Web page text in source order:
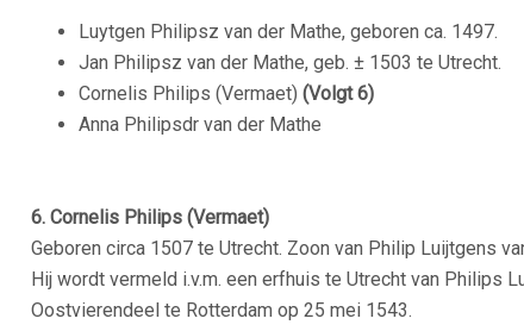
Luytgen Philipsz van der Mathe, geboren ca. 1497.
Jan Philipsz van der Mathe, geb. ± 1503 te Utrecht.
Cornelis Philips (Vermaet) (Volgt 6)
Anna Philipsdr van der Mathe
6. Cornelis Philips (Vermaet)
Geboren circa 1507 te Utrecht. Zoon van Philip Luijtgens
Hij wordt vermeld i.v.m. een erfhuis te Utrecht van Philips
Oostvierendeel te Rotterdam op 25 mei 1543.